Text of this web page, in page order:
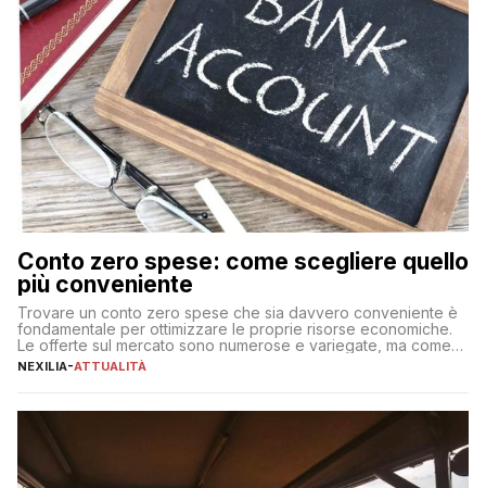
Conto zero spese: come scegliere quello
più conveniente
Trovare un conto zero spese che sia davvero conveniente è
fondamentale per ottimizzare le proprie risorse economiche.
Le offerte sul mercato sono numerose e variegate, ma come
individuare quella più adatta alle proprie esigenze senza
sul […]
NEXILIA-ATTUALITÀ